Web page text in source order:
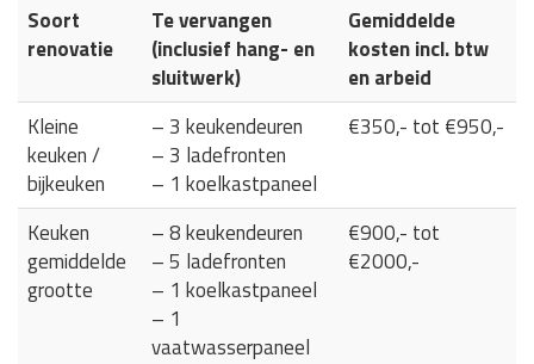
Soort
renovatie
Te vervangen
(inclusief hang- en
sluitwerk)
Gemiddelde
kosten incl. btw
en arbeid
Kleine
keuken /
bijkeuken
– 3 keukendeuren
– 3 ladefronten
– 1 koelkastpaneel
€350,- tot €950,-
Keuken
gemiddelde
grootte
– 8 keukendeuren
– 5 ladefronten
– 1 koelkastpaneel
– 1
vaatwasserpaneel
€900,- tot
€2000,-